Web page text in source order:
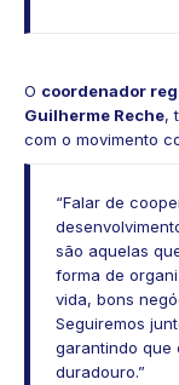
O coordenador
Guilherme Reche,
com o movimento
“Falar de
são aquelas
forma de
vida, bons
Seguiremos
garantindo que
duradouro.”